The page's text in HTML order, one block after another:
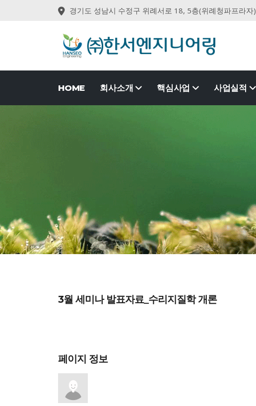
경기도 성남시 수정구 위례서로 18, 5층(위례청파프라자)
HOME 회사소개 핵심사업 사업실적
3월 세미나 발표자료_수리지질학 개론
페이지 정보